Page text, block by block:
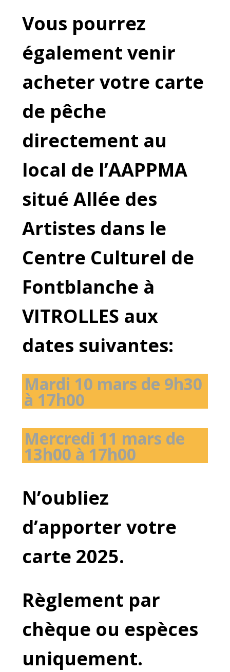
Vous pourrez
également venir
acheter votre carte
de pêche
directement au
local de l’AAPPMA
situé Allée des
Artistes dans le
Centre Culturel de
Fontblanche à
VITROLLES aux
dates suivantes:
Mardi 10 mars de 9h30
à 17h00
Mercredi 11 mars de
13h00 à 17h00
N’oubliez
d’apporter votre
carte 2025.
Règlement par
chèque ou espèces
uniquement.